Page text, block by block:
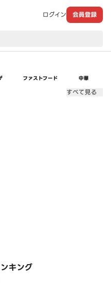
ログイン 会員登録
ファストフード 中華
すべて見る
キング